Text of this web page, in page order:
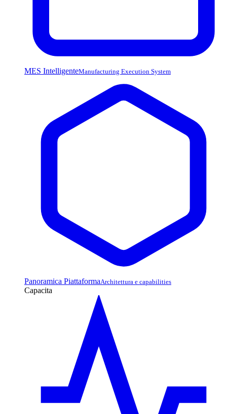
MES IntelligenteManufacturing Execution System
Panoramica PiattaformaArchitettura e capabilities
Capacita